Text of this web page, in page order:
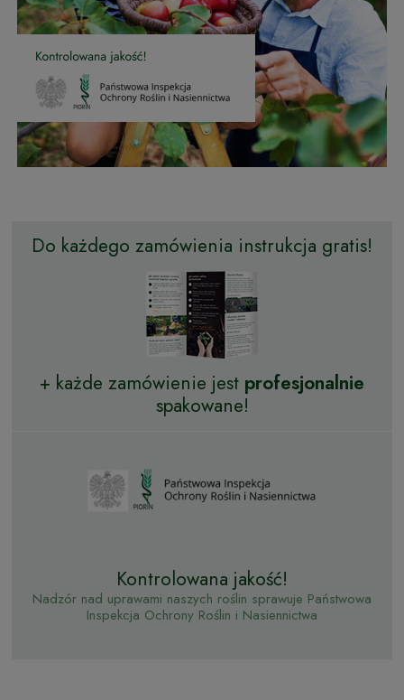
Do każdego zamówienia instrukcja gratis!
+ każde zamówienie jest profesjonalnie
spakowane!
Kontrolowana jakość!
Nadzór nad uprawami naszych roślin sprawuje Państwowa
Inspekcja Ochrony Roślin i Nasiennictwa